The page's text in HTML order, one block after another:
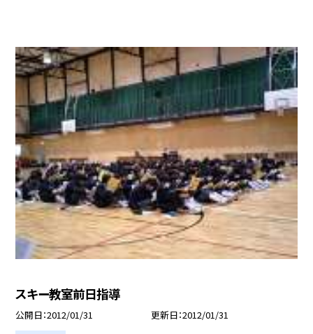
スキー教室前日指導
公開日 2012/01/31 更新日 2012/01/31